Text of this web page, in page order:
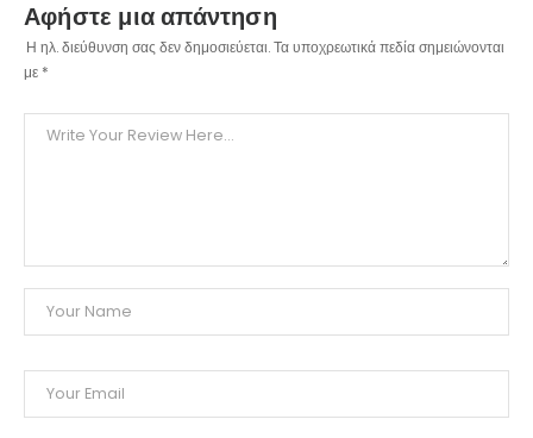
Αφήστε μια απάντηση
Η ηλ. διεύθυνση σας δεν δημοσιεύεται.Τα υποχρεωτικά πεδία σημειώνονται
με *